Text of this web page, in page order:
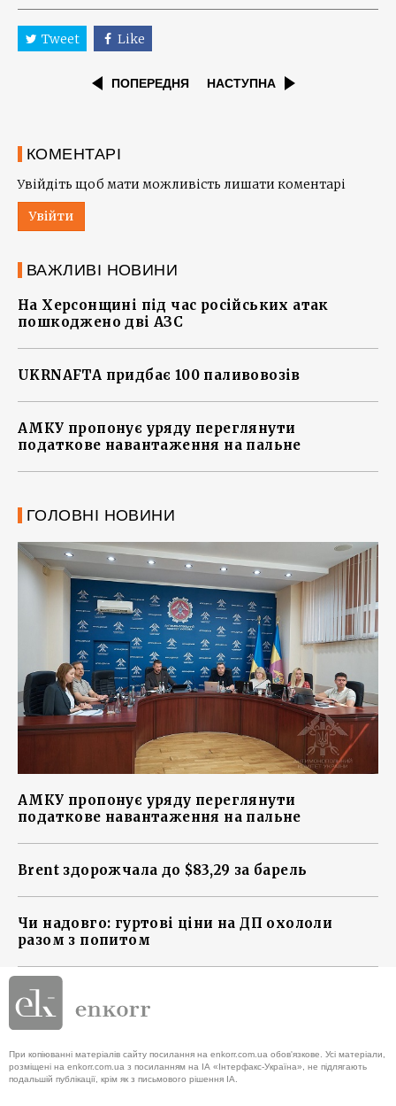
Tweet Like
ПОПЕРЕДНЯ НАСТУПНА
КОМЕНТАРІ
Увійдіть щоб мати можливість лишати коментарі
Увійти
ВАЖЛИВІ НОВИНИ
На Херсонщині під час російських атак
пошкоджено дві АЗС
UKRNAFTA придбає 100 паливовозів
АМКУ пропонує уряду переглянути
податкове навантаження на пальне
ГОЛОВНІ НОВИНИ
АМКУ пропонує уряду переглянути
податкове навантаження на пальне
Brent здорожчала до $83,29 за барель
Чи надовго: гуртові ціни на ДП охололи
разом з попитом
При копіюванні матеріалів сайту посилання на enkorr.com.ua обов'язкове. Усі матеріали,
розміщені на enkorr.com.ua з посиланням на ІА «Інтерфакс-Україна», не підлягають
подальшій публікації, крім як з письмового рішення ІА.